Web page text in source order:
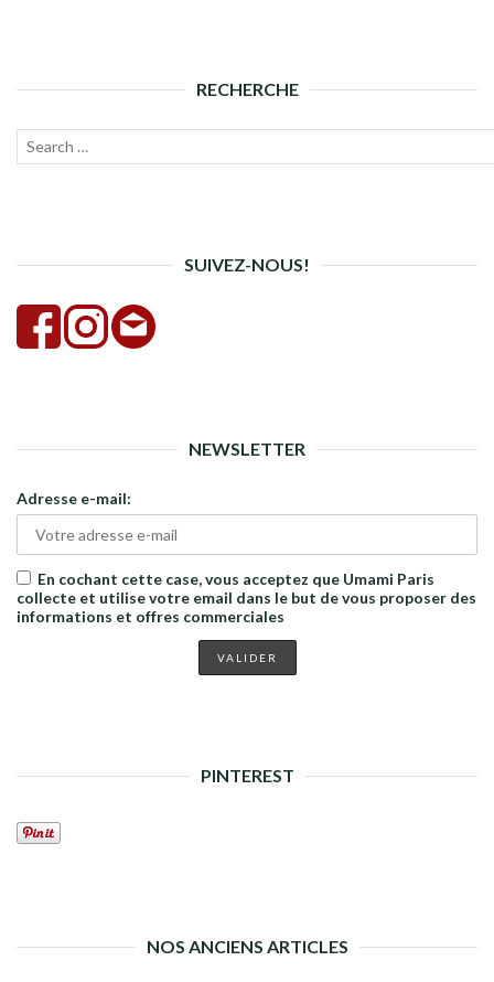
RECHERCHE
Recherche
SUIVEZ-NOUS!
NEWSLETTER
Adresse e-mail:
En cochant cette case, vous acceptez que Umami Paris
collecte et utilise votre email dans le but de vous proposer des
informations et offres commerciales
PINTEREST
NOS ANCIENS ARTICLES